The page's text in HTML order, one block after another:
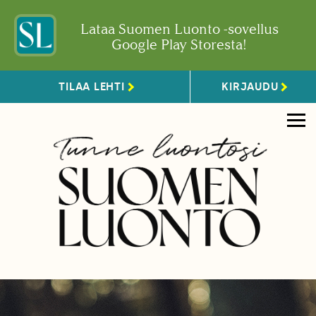
Lataa Suomen Luonto -sovellus
Google Play Storesta!
TILAA LEHTI KIRJAUDU